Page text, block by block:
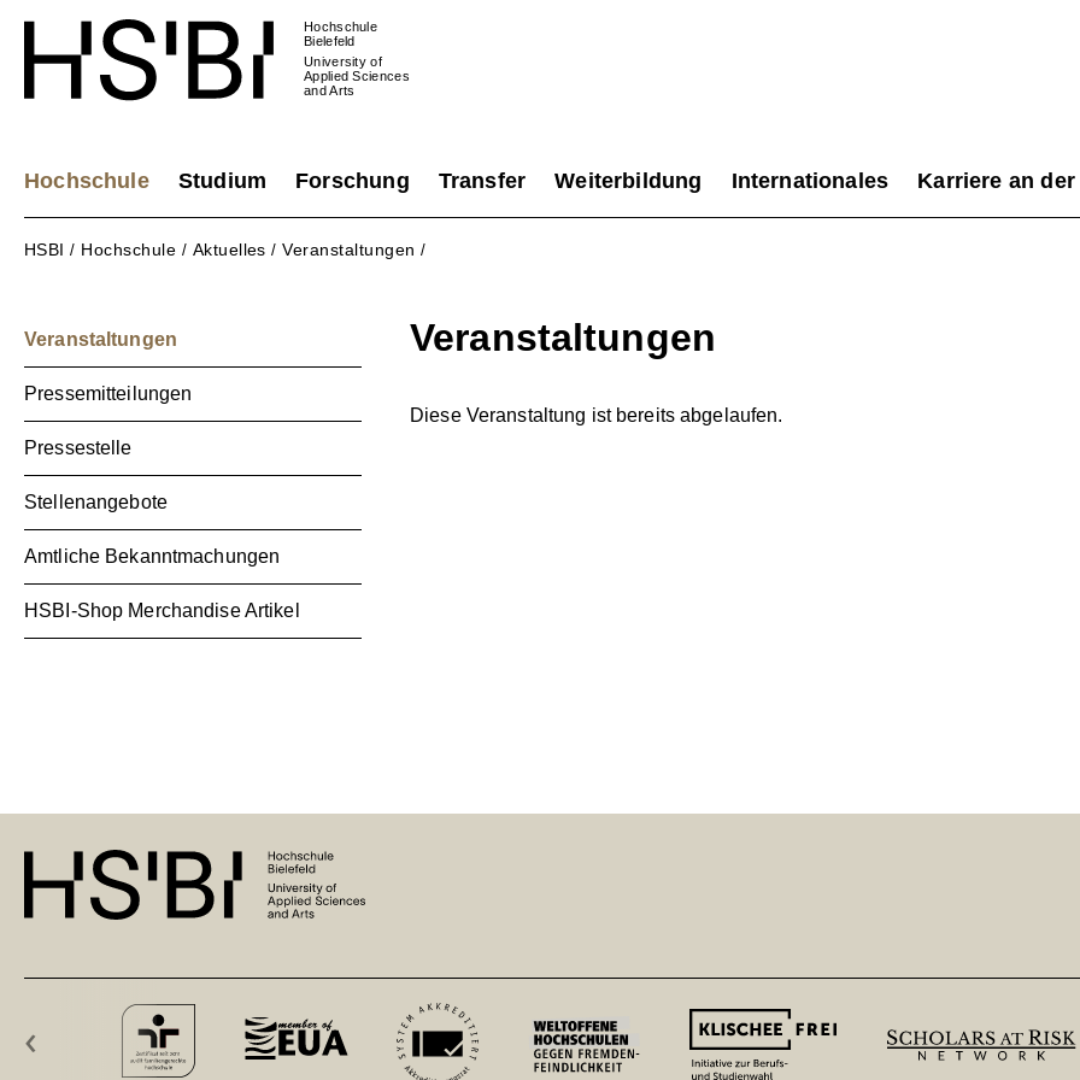
Hochschule
Bielefeld
University of
Applied Sciences
and Arts
Hochschule Studium Forschung Transfer Weiterbildung Internationales Karriere an der
HSBI / Hochschule / Aktuelles / Veranstaltungen /
Veranstaltungen
Diese Veranstaltung ist bereits abgelaufen.
Veranstaltungen
Pressemitteilungen
Pressestelle
Stellenangebote
Amtliche Bekanntmachungen
HSBI-Shop Merchandise Artikel
‹